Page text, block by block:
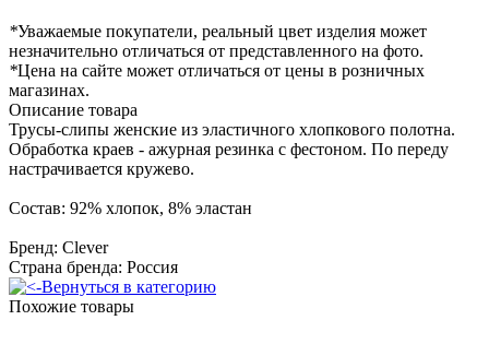
*Уважаемые покупатели, реальный цвет изделия может
незначительно отличаться от представленного на фото.
*Цена на сайте может отличаться от цены в розничных
магазинах.
Описание товара
Трусы-слипы женские из эластичного хлопкового полотна.
Обработка краев - ажурная резинка с фестоном. По переду
настрачивается кружево.
Состав: 92% хлопок, 8% эластан
Бренд: Clever
Страна бренда: Россия
Вернуться в категорию
Похожие товары